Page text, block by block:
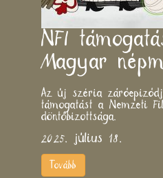
NFI
Magyar
Az új széria
támogatást a Nemzeti
döntőbizottsága.
2025. július 18.
Tovább